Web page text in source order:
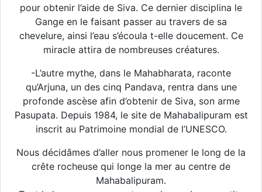
pour obtenir l’aide de Siva. Ce dernier disciplina le
Gange en le faisant passer au travers de sa
chevelure, ainsi l’eau s’écoula t-elle doucement. Ce
miracle attira de nombreuses créatures.
-L’autre mythe, dans le Mahabharata, raconte
qu’Arjuna, un des cinq Pandava, rentra dans une
profonde ascèse afin d’obtenir de Siva, son arme
Pasupata. Depuis 1984, le site de Mahabalipuram est
inscrit au Patrimoine mondial de l’UNESCO.
Nous décidâmes d’aller nous promener le long de la
crête rocheuse qui longe la mer au centre de
Mahabalipuram.